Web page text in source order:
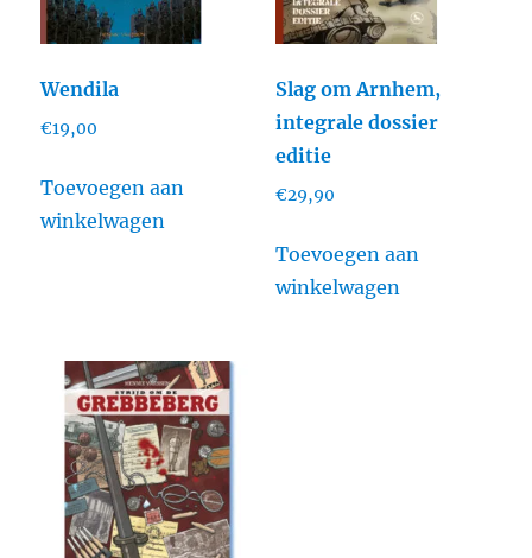
Wendila
€19,00
Toevoegen aan
winkelwagen
Slag om Arnhem,
integrale dossier
editie
€29,90
Toevoegen aan
winkelwagen